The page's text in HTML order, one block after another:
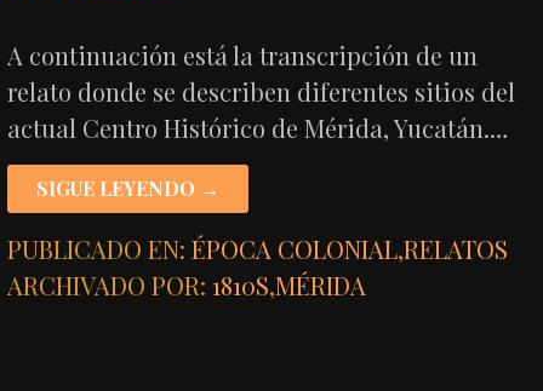
A continuación está la transcripción de un
relato donde se describen diferentes sitios del
actual Centro Histórico de Mérida, Yucatán.…
SIGUE LEYENDO →
PUBLICADO EN:ÉPOCA COLONIAL,RELATOS
ARCHIVADO POR:1810S,MÉRIDA